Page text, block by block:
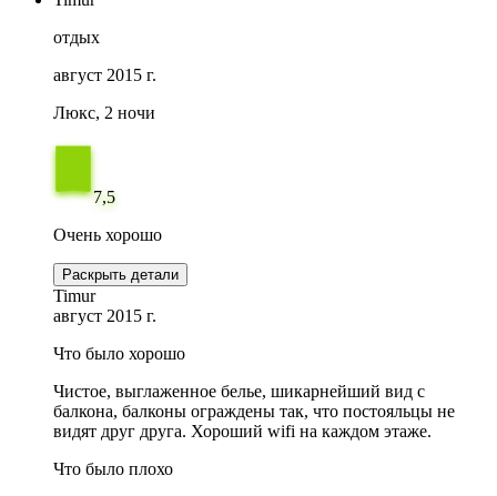
отдых
август 2015 г.
Люкс, 2 ночи
7,5
Очень хорошо
Раскрыть детали
Timur
август 2015 г.
Что было хорошо
Чистое, выглаженное белье, шикарнейший вид с
балкона, балконы ограждены так, что постояльцы не
видят друг друга. Хороший wifi на каждом этаже.
Что было плохо